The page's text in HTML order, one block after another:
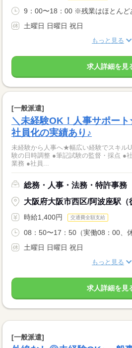
9：00〜18：00 ※残業はほとんど
土曜日 日曜日 祝日
もっと見る
求人詳細を見
[一般派遣]
＼未経験OK！人事サポー
社員化の実績あり♪
未経験から人事へ★幅広い経験でスキルUP↑ ●求人票の作成 ●選
験の日時調整 ●筆記試験の監督・採点 ●
業務 ●社員...
総務・人事・法務・特許事務
大阪府大阪市西区/阿波座駅（
時給1,400円 交通費全額支給
08：50〜17：50（実働08：00、
土曜日 日曜日 祝日
もっと見る
求人詳細を見
[一般派遣]